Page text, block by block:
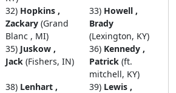
32) Hopkins ,
Zackary (Grand
Blanc , MI)
33) Howell ,
Brady
(Lexington, KY)
35) Juskow ,
Jack (Fishers, IN)
36) Kennedy ,
Patrick (ft.
mitchell, KY)
38) Lenhart ,
39) Lewis ,